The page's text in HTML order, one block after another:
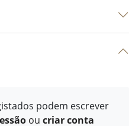
podem escrever
ou criar conta